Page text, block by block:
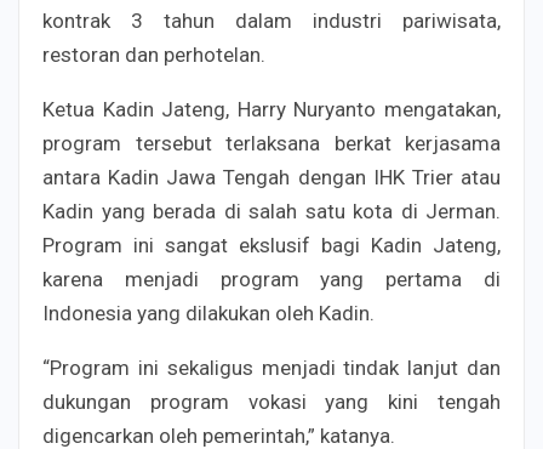
kontrak 3 tahun dalam industri pariwisata,
restoran dan perhotelan.
Ketua Kadin Jateng, Harry Nuryanto mengatakan,
program tersebut terlaksana berkat kerjasama
antara Kadin Jawa Tengah dengan IHK Trier atau
Kadin yang berada di salah satu kota di Jerman.
Program ini sangat ekslusif bagi Kadin Jateng,
karena menjadi program yang pertama di
Indonesia yang dilakukan oleh Kadin.
“Program ini sekaligus menjadi tindak lanjut dan
dukungan program vokasi yang kini tengah
digencarkan oleh pemerintah,” katanya.